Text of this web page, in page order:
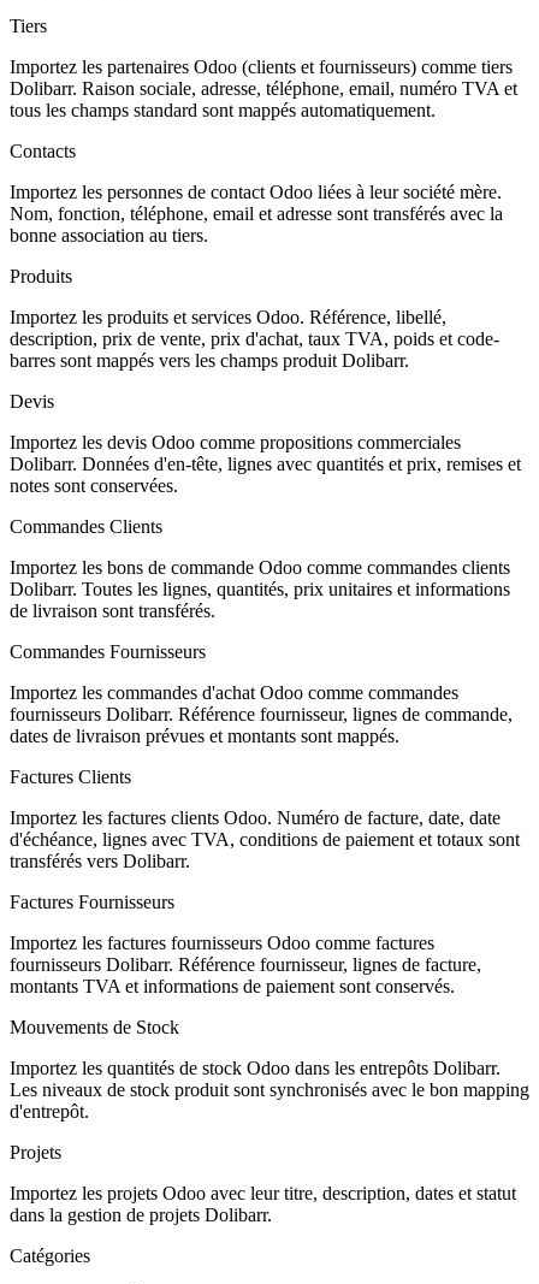
Tiers
Importez les partenaires Odoo (clients et fournisseurs) comme tiers
Dolibarr. Raison sociale, adresse, téléphone, email, numéro TVA et
tous les champs standard sont mappés automatiquement.
Contacts
Importez les personnes de contact Odoo liées à leur société mère.
Nom, fonction, téléphone, email et adresse sont transférés avec la
bonne association au tiers.
Produits
Importez les produits et services Odoo. Référence, libellé,
description, prix de vente, prix d'achat, taux TVA, poids et code-
barres sont mappés vers les champs produit Dolibarr.
Devis
Importez les devis Odoo comme propositions commerciales
Dolibarr. Données d'en-tête, lignes avec quantités et prix, remises et
notes sont conservées.
Commandes Clients
Importez les bons de commande Odoo comme commandes clients
Dolibarr. Toutes les lignes, quantités, prix unitaires et informations
de livraison sont transférés.
Commandes Fournisseurs
Importez les commandes d'achat Odoo comme commandes
fournisseurs Dolibarr. Référence fournisseur, lignes de commande,
dates de livraison prévues et montants sont mappés.
Factures Clients
Importez les factures clients Odoo. Numéro de facture, date, date
d'échéance, lignes avec TVA, conditions de paiement et totaux sont
transférés vers Dolibarr.
Factures Fournisseurs
Importez les factures fournisseurs Odoo comme factures
fournisseurs Dolibarr. Référence fournisseur, lignes de facture,
montants TVA et informations de paiement sont conservés.
Mouvements de Stock
Importez les quantités de stock Odoo dans les entrepôts Dolibarr.
Les niveaux de stock produit sont synchronisés avec le bon mapping
d'entrepôt.
Projets
Importez les projets Odoo avec leur titre, description, dates et statut
dans la gestion de projets Dolibarr.
Catégories